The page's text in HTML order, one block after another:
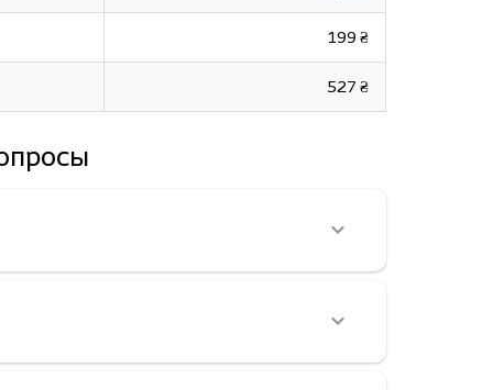
199 ₴
527 ₴